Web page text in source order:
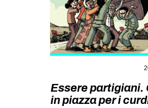
AREA
DEGENERAZIONE
GAZA FREESTYLE
CSOA LAMBRETTA
MSM
STUDENTI
Essere partigiani.
in piazza per i